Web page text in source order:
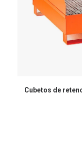
Cubetos de